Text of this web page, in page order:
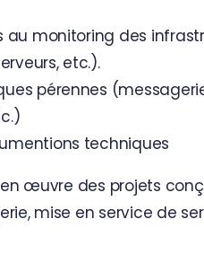
au monitoring des
etc.).
pérennes
techniques
œuvre des projets
mise en service de